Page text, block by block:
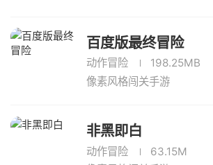
百度版最终冒险
动作冒险
198.25MB
像素风格闯关手游
非黑即白
动作冒险
63.15M